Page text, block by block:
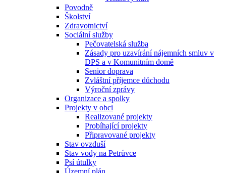
Povodně
Školství
Zdravotnictví
Sociální služby
Pečovatelská služba
Zásady pro uzavírání nájemních smluv v
DPS a v Komunitním domě
Senior doprava
Zvláštní příjemce důchodu
Výroční zprávy
Organizace a spolky
Projekty v obci
Realizované projekty
Probíhající projekty
Připravované projekty
Stav ovzduší
Stav vody na Petrůvce
Psí útulky
Územní plán